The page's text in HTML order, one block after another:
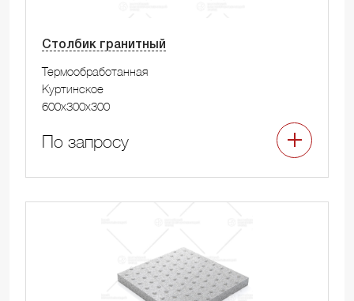
Столбик гранитный
Термообработанная
Куртинское
600x300x300
По запросу